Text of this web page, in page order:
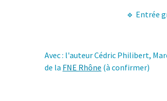
🔹 Entrée
Avec : l'auteur Cédric Philibert,
de la FNE Rhône (à confirmer)